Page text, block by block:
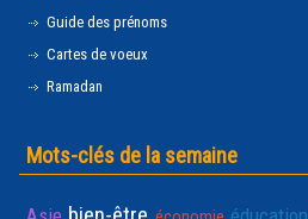
Guide des prénoms
Cartes de voeux
Ramadan
Mots-clés de la semaine